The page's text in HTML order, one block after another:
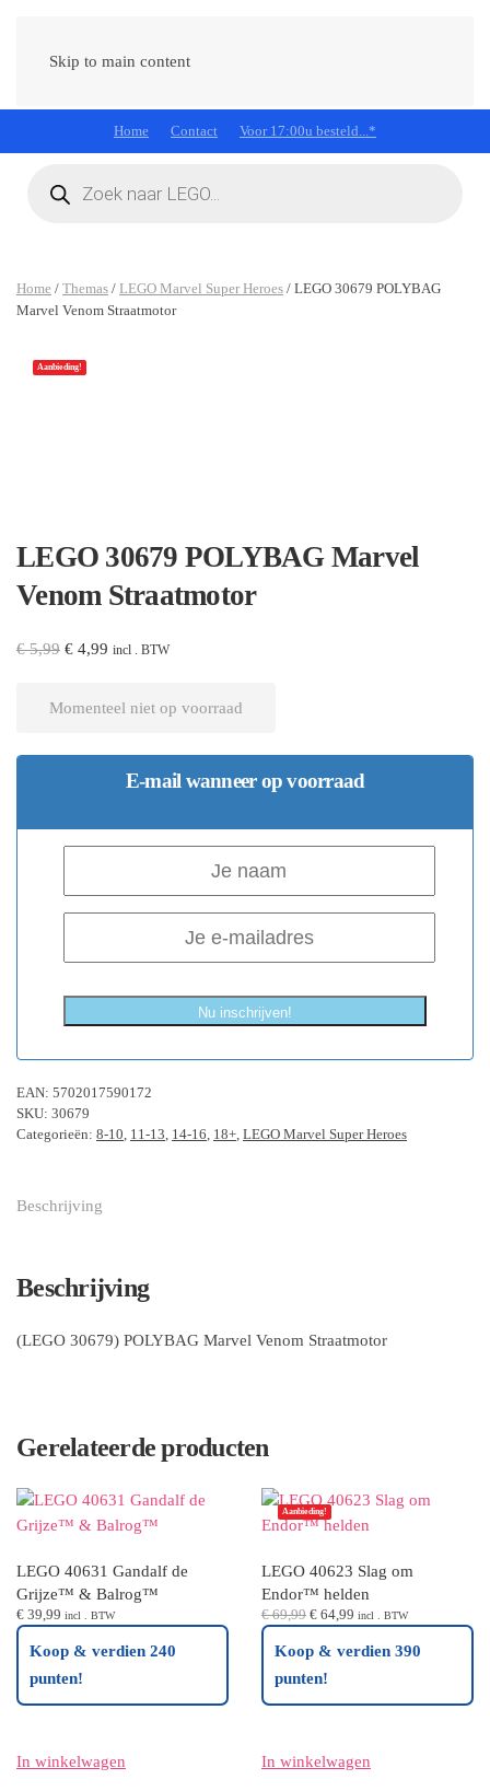
Skip to main content
Home Contact Voor 17:00u besteld...*
zoeken
Home / Themas / LEGO Marvel Super Heroes / LEGO 30679 POLYBAG
Marvel Venom Straatmotor
Aanbieding!
LEGO 30679 POLYBAG Marvel
Venom Straatmotor
€5,99 Oorspronkelijke
€ 4,99 Huidige
incl . BTW
Momenteel niet op voorraad
E-mail wanneer op voorraad
Nu inschrijven!
EAN: 5702017590172
SKU: 30679
Categorieën: 8-10, 11-13, 14-16, 18+, LEGO Marvel Super Heroes
Beschrijving
Beschrijving
(LEGO 30679) POLYBAG Marvel Venom Straatmotor
Gerelateerde producten
LEGO 40631 Gandalf de
Grijze™ & Balrog™
€ 39,99 incl . BTW
Koop & verdien 240
punten!
In winkelwagen
Aanbieding!
LEGO 40623 Slag om
Endor™ helden
€69,99 Oorspronkelijke
was:
€ 69,99.
€ 64,99 Huidige
is:
incl . BTW
Koop & verdien 390
punten!
In winkelwagen